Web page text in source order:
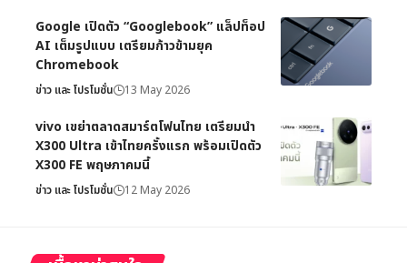
Google เปิดตัว “Googlebook” แล็ปท็อป
AI เต็มรูปแบบ เตรียมก้าวข้ามยุค
Chromebook
ข่าว และ โปรโมชั่น 13 May 2026
vivo เขย่าตลาดสมาร์ตโฟนไทย เตรียมนำ
X300 Ultra เข้าไทยครั้งแรก พร้อมเปิดตัว
X300 FE พฤษภาคมนี้
ข่าว และ โปรโมชั่น 12 May 2026